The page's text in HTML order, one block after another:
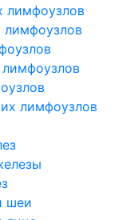
лимфоузлов
лимфоузлов
шеи